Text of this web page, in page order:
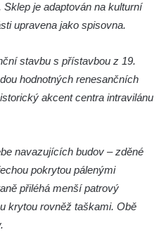
je adaptován na kulturní
upravena jako spisovna.
stavbu s přístavbou z 19.
hodnotných renesančních
akcent centra intravilánu
navazujících budov – zděné
pokrytou pálenými
přiléhá menší patrový
krytou rovněž taškami. Obě